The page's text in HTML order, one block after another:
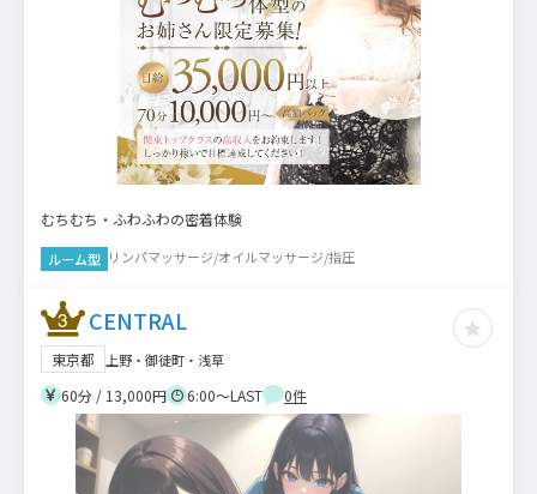
むちむち・ふわふわの密着体験
ルーム型 リンパマッサージ/オイルマッサージ/指圧
CENTRAL
東京都 上野・御徒町・浅草
60分 / 13,000円 6:00～LAST 0件